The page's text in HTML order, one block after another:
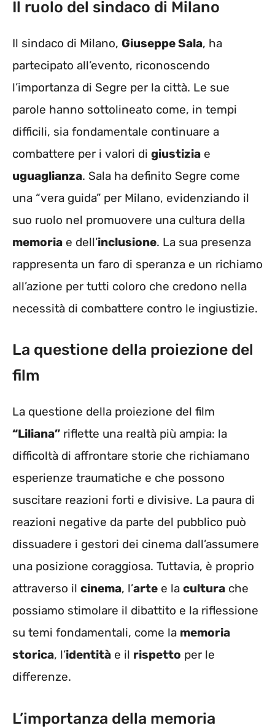
Il ruolo del sindaco di Milano
Il sindaco di Milano, Giuseppe Sala, ha
partecipato all’evento, riconoscendo
l’importanza di Segre per la città. Le sue
parole hanno sottolineato come, in tempi
difficili, sia fondamentale continuare a
combattere per i valori di giustizia e
uguaglianza. Sala ha definito Segre come
una “vera guida” per Milano, evidenziando il
suo ruolo nel promuovere una cultura della
memoria e dell’inclusione. La sua presenza
rappresenta un faro di speranza e un richiamo
all’azione per tutti coloro che credono nella
necessità di combattere contro le ingiustizie.
La questione della proiezione del
film
La questione della proiezione del film
“Liliana” riflette una realtà più ampia: la
difficoltà di affrontare storie che richiamano
esperienze traumatiche e che possono
suscitare reazioni forti e divisive. La paura di
reazioni negative da parte del pubblico può
dissuadere i gestori dei cinema dall’assumere
una posizione coraggiosa. Tuttavia, è proprio
attraverso il cinema, l’arte e la cultura che
possiamo stimolare il dibattito e la riflessione
su temi fondamentali, come la memoria
storica, l’identità e il rispetto per le
differenze.
L’importanza della memoria